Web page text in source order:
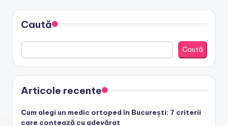
Caută
Caută
Articole recente
Cum alegi un medic ortoped în București: 7 criterii
care contează cu adevărat